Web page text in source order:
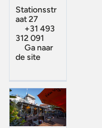
Stationsstr
aat 27
+31 493
312 091
Ga naar
de site